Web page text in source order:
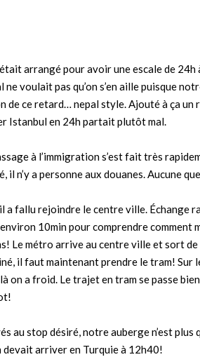
arrangé pour avoir une escale de
ne voulait pas qu’on s’en aille puisque
de ce retard… nepal style. Ajouté à ça
Istanbul en 24h partait plutôt mal.
à l’immigration s’est fait très
il n’y a personne aux douanes. Aucune
a fallu rejoindre le centre ville. Échange
10min pour comprendre
Le métro arrive au centre ville et sort de
il faut maintenant prendre le tram! Sur
on a froid. Le trajet en tram se passe
au stop désiré, notre auberge n’est
devait arriver en Turquie à 12h40!